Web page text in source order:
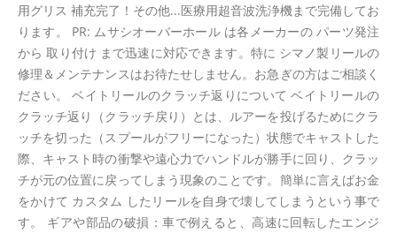
用グリス 補充完了！その他...医療用超音波洗浄機まで完備してお
ります。 PR: ムサシオーバーホール は各メーカーの パーツ発注
から 取り付け まで迅速に対応できます。特に シマノ製リールの
修理＆メンテナンスはお待たせしません。お急ぎの方はご相談く
ださい。 ベイトリールのクラッチ返りについて ベイトリールの
クラッチ返り（クラッチ戻り）とは、ルアーを投げるためにクラ
ッチを切った（スプールがフリーになった）状態でキャストした
際、キャスト時の衝撃や遠心力でハンドルが勝手に回り、クラッ
チが元の位置に戻ってしまう現象のことです。簡単に言えばお金
をかけて カスタム したリールを自身で壊してしまうという事で
す。 ギアや部品の破損：車で例えると、高速に回転したエンジ